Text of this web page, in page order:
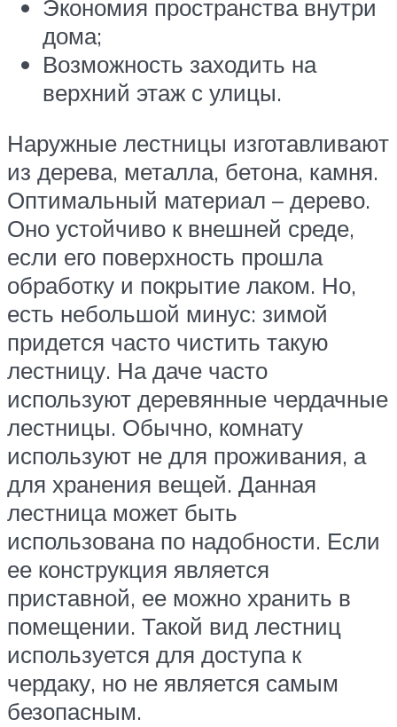
Экономия пространства внутри
дома;
Возможность заходить на
верхний этаж с улицы.
Наружные лестницы изготавливают
из дерева, металла, бетона, камня.
Оптимальный материал – дерево.
Оно устойчиво к внешней среде,
если его поверхность прошла
обработку и покрытие лаком. Но,
есть небольшой минус: зимой
придется часто чистить такую
лестницу. На даче часто
используют деревянные чердачные
лестницы. Обычно, комнату
используют не для проживания, а
для хранения вещей. Данная
лестница может быть
использована по надобности. Если
ее конструкция является
приставной, ее можно хранить в
помещении. Такой вид лестниц
используется для доступа к
чердаку, но не является самым
безопасным.